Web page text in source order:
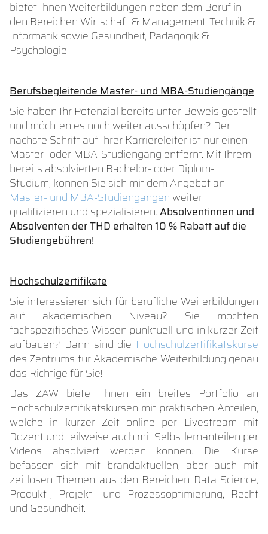
bietet Ihnen Weiterbildungen neben dem Beruf in
den Bereichen Wirtschaft & Management, Technik &
Informatik sowie Gesundheit, Pädagogik &
Psychologie.
Berufsbegleitende Master- und MBA-Studiengänge
Sie haben Ihr Potenzial bereits unter Beweis gestellt
und möchten es noch weiter ausschöpfen? Der
nächste Schritt auf Ihrer Karriereleiter ist nur einen
Master- oder MBA-Studiengang entfernt. Mit Ihrem
bereits absolvierten Bachelor- oder Diplom-
Studium, können Sie sich mit dem Angebot an
Master- und MBA-Studiengängenweiter
qualifizieren und spezialisieren.Absolventinnen und
Absolventen der THD erhalten 10 % Rabatt auf die
Studiengebühren!
Hochschulzertifikate
Sie interessieren sich für berufliche Weiterbildungen
auf akademischen Niveau? Sie möchten
fachspezifisches Wissen punktuell und in kurzer Zeit
aufbauen? Dann sind die Hochschulzertifikatskurse
des Zentrums für Akademische Weiterbildung genau
das Richtige für Sie!
Das ZAW bietet Ihnen ein breites Portfolio an
Hochschulzertifikatskursen mit praktischen Anteilen,
welche in kurzer Zeit online per Livestream mit
Dozent und teilweise auch mit Selbstlernanteilen per
Videos absolviert werden können. Die Kurse
befassen sich mit brandaktuellen, aber auch mit
zeitlosen Themen aus den Bereichen Data Science,
Produkt-, Projekt- und Prozessoptimierung, Recht
und Gesundheit.